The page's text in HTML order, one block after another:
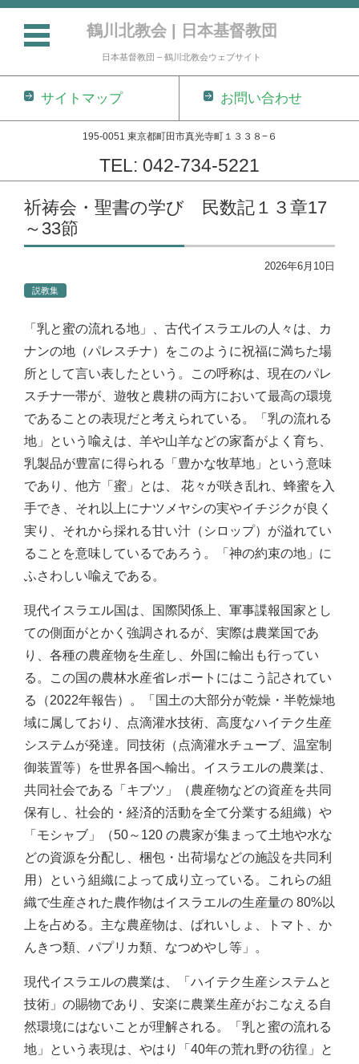
鶴川北教会 | 日本基督教団
日本基督教団 – 鶴川北教会ウェブサイト
サイトマップ お問い合わせ
195-0051 東京都町田市真光寺町１３３８−６
TEL: 042-734-5221
コンテンツに移動
祈祷会・聖書の学び 民数記１３章17
～33節
2026年6月10日
説教集
「乳と蜜の流れる地」、古代イスラエルの人々は、カ
ナンの地（パレスチナ）をこのように祝福に満ちた場
所として言い表したという。この呼称は、現在のパレ
スチナ一帯が、遊牧と農耕の両方において最高の環境
であることの表現だと考えられている。「乳の流れる
地」という喩えは、羊や山羊などの家畜がよく育ち、
乳製品が豊富に得られる「豊かな牧草地」という意味
であり、他方「蜜」とは、 花々が咲き乱れ、蜂蜜を入
手でき、それ以上にナツメヤシの実やイチジクが良く
実り、それから採れる甘い汁（シロップ）が溢れてい
ることを意味しているであろう。「神の約束の地」に
ふさわしい喩えである。
現代イスラエル国は、国際関係上、軍事諜報国家とし
ての側面がとかく強調されるが、実際は農業国であ
り、各種の農産物を生産し、外国に輸出も行ってい
る。この国の農林水産省レポートにはこう記されてい
る（2022年報告）。「国土の大部分が乾燥・半乾燥地
域に属しており、点滴灌水技術、高度なハイテク生産
システムが発達。同技術（点滴灌水チューブ、温室制
御装置等）を世界各国へ輸出。イスラエルの農業は、
共同社会である「キブツ」（農産物などの資産を共同
保有し、社会的・経済的活動を全て分業する組織）や
「モシャブ」（50～120 の農家が集まって土地や水な
どの資源を分配し、梱包・出荷場などの施設を共同利
用）という組織によって成り立っている。これらの組
織で生産された農作物はイスラエルの生産量の 80%以
上を占める。主な農産物は、ばれいしょ、トマト、か
んきつ類、パプリカ類、なつめやし等」。
現代イスラエルの農業は、「ハイテク生産システムと
技術」の賜物であり、安楽に農業生産がおこなえる自
然環境にはないことが理解される。「乳と蜜の流れる
地」という表現は、やはり「40年の荒れ野の彷徨」と